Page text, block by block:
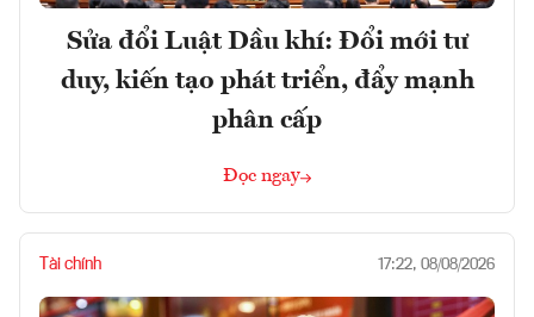
Sửa đổi Luật Dầu khí: Đổi mới tư
duy, kiến tạo phát triển, đẩy mạnh
phân cấp
Đọc ngay
Tài chính 17:22, 08/08/2026